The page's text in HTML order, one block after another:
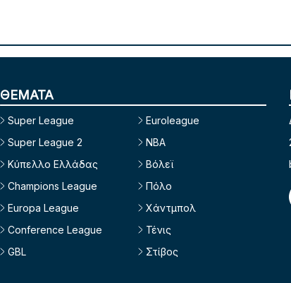
ΘΕΜΑΤΑ
Super League
Super League 2
Κύπελλο Ελλάδας
Champions League
Europa League
Conference League
GBL
Euroleague
NBA
Βόλεϊ
Πόλο
Χάντμπολ
Τένις
Στίβος